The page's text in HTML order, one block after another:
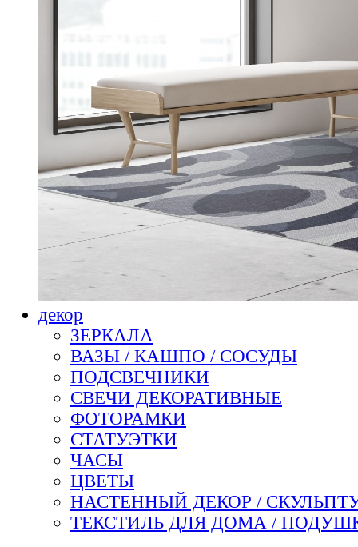
декор
ЗЕРКАЛА
ВАЗЫ / КАШПО / СОСУДЫ
ПОДСВЕЧНИКИ
СВЕЧИ ДЕКОРАТИВНЫЕ
ФОТОРАМКИ
СТАТУЭТКИ
ЧАСЫ
ЦВЕТЫ
НАСТЕННЫЙ ДЕКОР /
ТЕКСТИЛЬ ДЛЯ ДОМА /